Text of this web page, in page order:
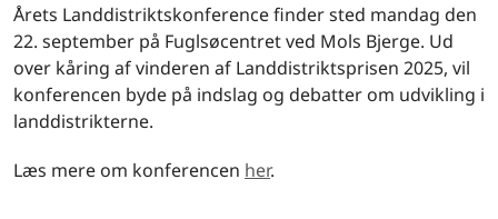
Årets Landdistriktskonference finder sted mandag den
22. september på Fuglsøcentret ved Mols Bjerge. Ud
over kåring af vinderen af Landdistriktsprisen 2025, vil
konferencen byde på indslag og debatter om udvikling i
landdistrikterne.
Læs mere om konferencen her.